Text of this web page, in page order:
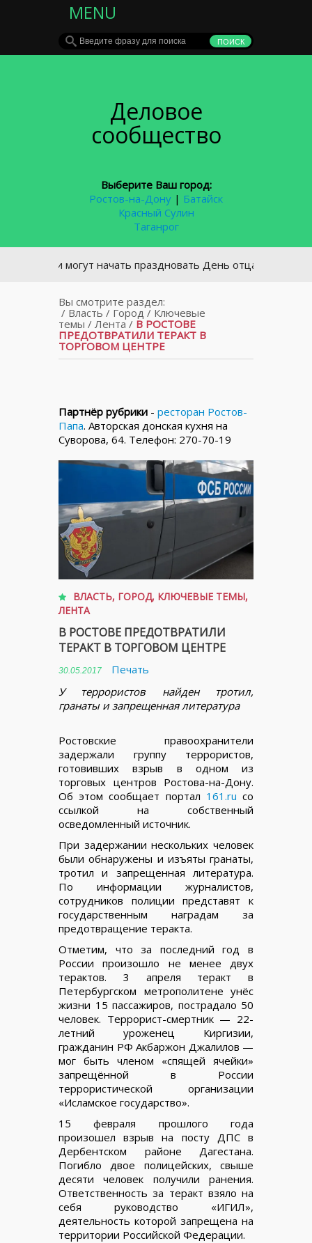
MENU
Деловое
сообщество
Выберите Ваш город:
Ростов-на-Дону | Батайск
Красный Сулин
Таганрог
могут начать праздновать День отца
Вы смотрите раздел:
/ Власть / Город / Ключевые
темы / Лента / В РОСТОВЕ
ПРЕДОТВРАТИЛИ ТЕРАКТ В
ТОРГОВОМ ЦЕНТРЕ
Партнёр рубрики - ресторан Ростов-
Папа. Авторская донская кухня на
Суворова, 64. Телефон: 270-70-19
ВЛАСТЬ, ГОРОД, КЛЮЧЕВЫЕ ТЕМЫ,
ЛЕНТА
В РОСТОВЕ ПРЕДОТВРАТИЛИ
ТЕРАКТ В ТОРГОВОМ ЦЕНТРЕ
30.05.2017
Печать
У террористов найден тротил,
гранаты и запрещенная литература
Ростовские правоохранители
задержали группу террористов,
готовивших взрыв в одном из
торговых центров Ростова-на-Дону.
Об этом сообщает портал 161.ru со
ссылкой на собственный
осведомленный источник.
При задержании нескольких человек
были обнаружены и изъяты гранаты,
тротил и запрещенная литература.
По информации журналистов,
сотрудников полиции представят к
государственным наградам за
предотвращение теракта.
Отметим, что за последний год в
России произошло не менее двух
терактов. 3 апреля теракт в
Петербургском метрополитене унёс
жизни 15 пассажиров, пострадало 50
человек. Террорист-смертник — 22-
летний уроженец Киргизии,
гражданин РФ Акбаржон Джалилов —
мог быть членом «спящей ячейки»
запрещённой в России
террористической организации
«Исламское государство».
15 февраля прошлого года
произошел взрыв на посту ДПС в
Дербентском районе Дагестана.
Погибло двое полицейских, свыше
десяти человек получили ранения.
Ответственность за теракт взяло на
себя руководство «ИГИЛ»,
деятельность которой запрещена на
территории Российской Федерации.